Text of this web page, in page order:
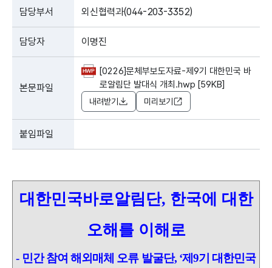
담당부서 외신협력과(044-203-3352)
담당자 이명진
본문파일
[0226]문체부보도자료-제9기 대한민국 바
로알림단 발대식 개최.hwp [59KB]
내려받기 미리보기
붙임파일
대한민국바로알림단, 한국에 대한
오해를 이해로
- 민간 참여 해외매체 오류 발굴단, ‘제9기 대한민국